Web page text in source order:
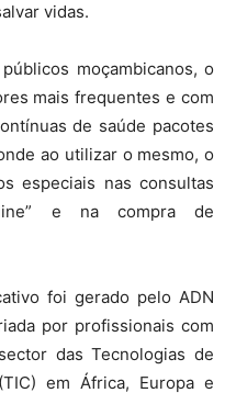
vidas.
moçambicanos, o
mais frequentes e com
de saúde pacotes
ao utilizar o mesmo, o
especiais nas consultas
line” e na compra de
foi gerado pelo ADN
por profissionais com
das Tecnologias de
em África, Europa e